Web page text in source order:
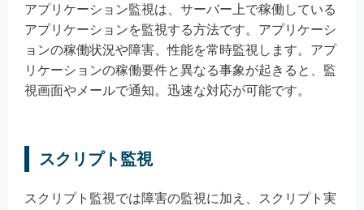
アプリケーション監視は、サーバー上で稼働している
アプリケーションを監視する方法です。アプリケーシ
ョンの稼働状況や障害、性能を常時監視します。アプ
リケーションの稼働要件と異なる事象が起きると、監
視画面やメールで通知。迅速な対応が可能です。
スクリプト監視
スクリプト監視では障害の監視に加え、スクリプト実